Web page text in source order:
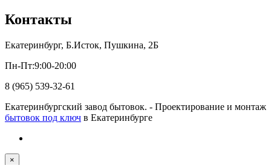
Контакты
Екатеринбург, Б.Исток, Пушкина, 2Б
Пн-Пт:9:00-20:00
8 (965) 539-32-61
Екатеринбургский завод бытовок. - Проектирование и монтаж
бытовок под ключ в Екатеринбурге
×